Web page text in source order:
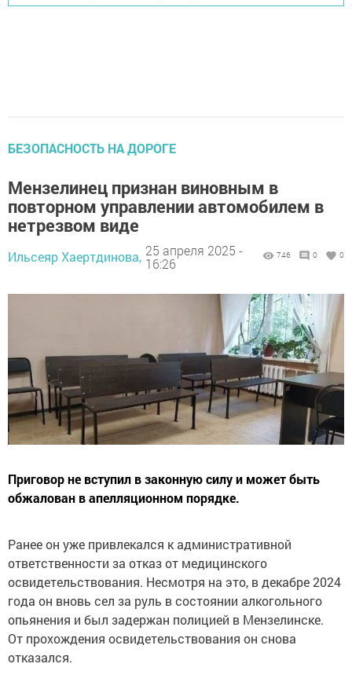
БЕЗОПАСНОСТЬ НА ДОРОГЕ
Мензелинец признан виновным в
повторном управлении автомобилем в
нетрезвом виде
Ильсеяр Хаертдинова, 25 апреля 2025 -
16:26
746 0 0
Приговор не вступил в законную силу и может быть
обжалован в апелляционном порядке.
Ранее он уже привлекался к административной
ответственности за отказ от медицинского
освидетельствования. Несмотря на это, в декабре 2024
года он вновь сел за руль в состоянии алкогольного
опьянения и был задержан полицией в Мензелинске.
От прохождения освидетельствования он снова
отказался.